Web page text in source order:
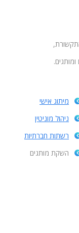
מיתוג אישי
ניהול מוניטין
רשתות חברתיות
השקת מותגים